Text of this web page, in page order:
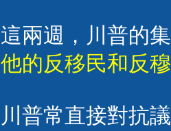
這兩週，川普的
他的反移民和反
川普常直接對抗